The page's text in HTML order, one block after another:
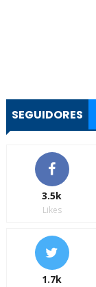
SEGUIDORES
3.5k
Likes
1.7k